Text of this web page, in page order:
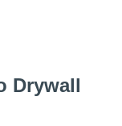
Drywall